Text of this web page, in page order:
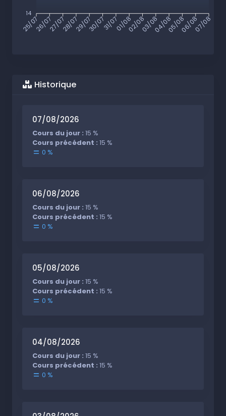
14
25/0726/0727/0728/0729/0730/0731/0701/0802/0803/0804/0805/0806/0807/08
Historique
07/08/2026
Cours du jour : 15 %
Cours précédent : 15 %
0 %
06/08/2026
Cours du jour : 15 %
Cours précédent : 15 %
0 %
05/08/2026
Cours du jour : 15 %
Cours précédent : 15 %
0 %
04/08/2026
Cours du jour : 15 %
Cours précédent : 15 %
0 %